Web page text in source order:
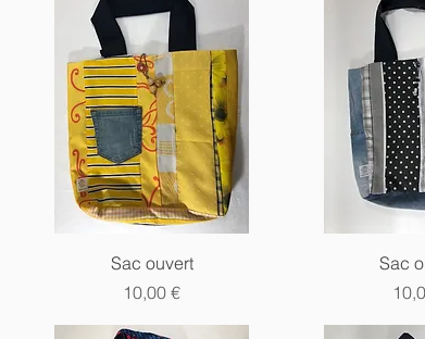
Aperçu rapide
Sac ouvert
Prix
10,00 €
Sac